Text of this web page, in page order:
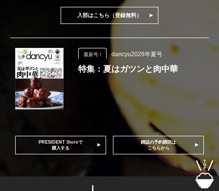
入部はこちら（登録無料）
最新号！ dancyu2026年夏号
特集：夏はガツンと肉中華
PRESIDENT Storeで
購入する
雑誌の予約購読は
こちらから